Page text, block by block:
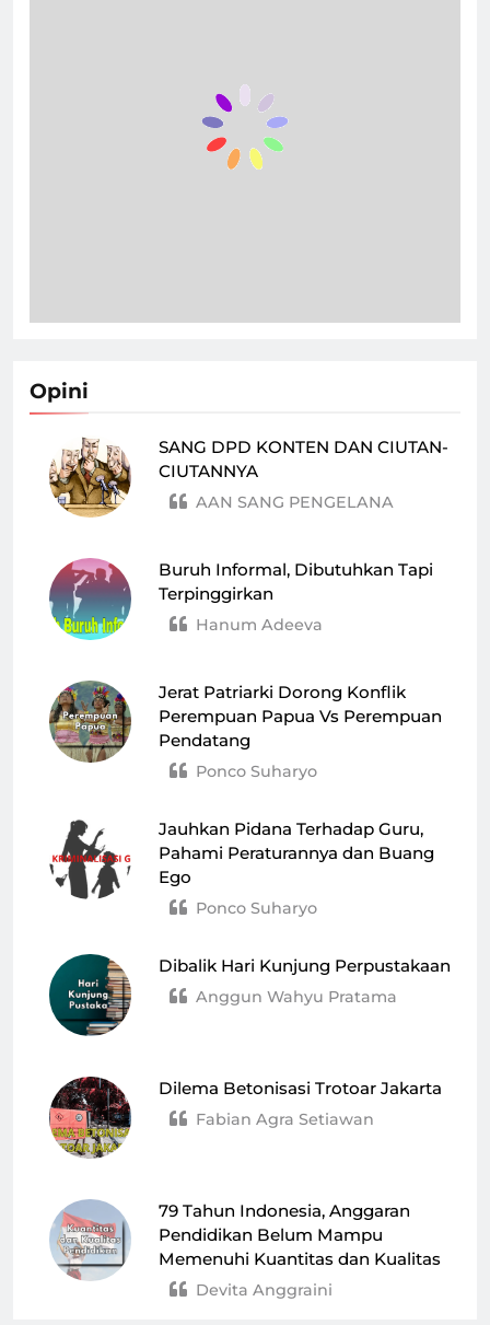
Opini
SANG DPD KONTEN DAN CIUTAN-
CIUTANNYA
AAN SANG PENGELANA
Buruh Informal, Dibutuhkan Tapi
Terpinggirkan
Hanum Adeeva
Jerat Patriarki Dorong Konflik
Perempuan Papua Vs Perempuan
Pendatang
Ponco Suharyo
Jauhkan Pidana Terhadap Guru,
Pahami Peraturannya dan Buang
Ego
Ponco Suharyo
Dibalik Hari Kunjung Perpustakaan
Anggun Wahyu Pratama
Dilema Betonisasi Trotoar Jakarta
Fabian Agra Setiawan
79 Tahun Indonesia, Anggaran
Pendidikan Belum Mampu
Memenuhi Kuantitas dan Kualitas
Devita Anggraini